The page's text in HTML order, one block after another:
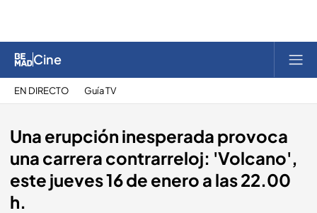
Cine
EN DIRECTO Guía TV
Una erupción inesperada provoca
una carrera contrarreloj: 'Volcano',
este jueves 16 de enero a las 22.00
h.